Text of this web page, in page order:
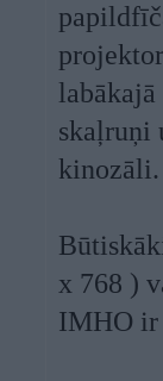
skaļruņi
kinozāli.
x 768 )
IMHO